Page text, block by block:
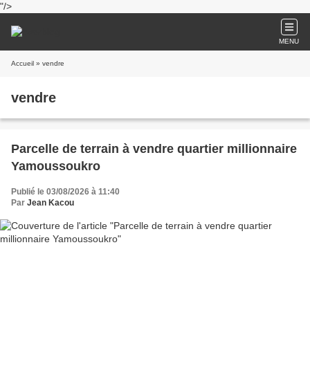
"/>
MENU
Accueil » vendre
vendre
Parcelle de terrain à vendre quartier millionnaire
Yamoussoukro
Publié le 03/08/2026 à 11:40
Par Jean Kacou